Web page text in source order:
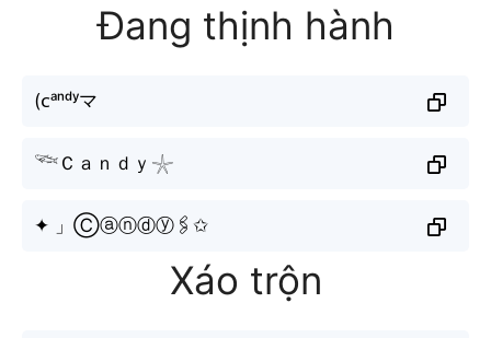
Đang thịnh hành
(ᴄᵃⁿᵈʸマ
𓆝Ｃａｎｄｙ𓇼
✦ 」Ⓒⓐⓝⓓⓨ🖇️✩
Xáo trộn